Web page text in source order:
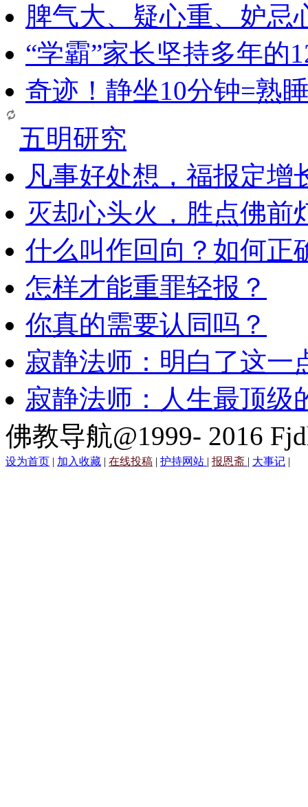
脾气大、疑心重、妒忌
“学霸”家长坚持多年的
奇迹！静坐10分钟=熟
五明研究
凡事好处想，福报定增
灭却心头火，胜点佛前
什么叫作回向？如何正
怎样才能重罪轻报？
你真的需要认同吗？
寂静法师：明白了这一
寂静法师：人生最顶级
佛教导航@1999- 2016
设为首页 | 加入收藏 | 在线投稿 | 护持网站 | 报恩斋 | 大事记 |